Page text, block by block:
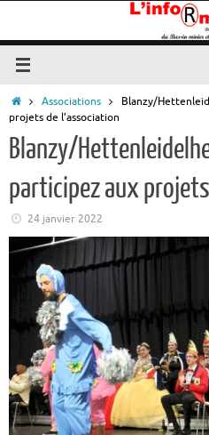
contenu
Accueil
Associations
Blanzy/
projets de l’association
Blanzy/
participez aux
24 janvier 2022